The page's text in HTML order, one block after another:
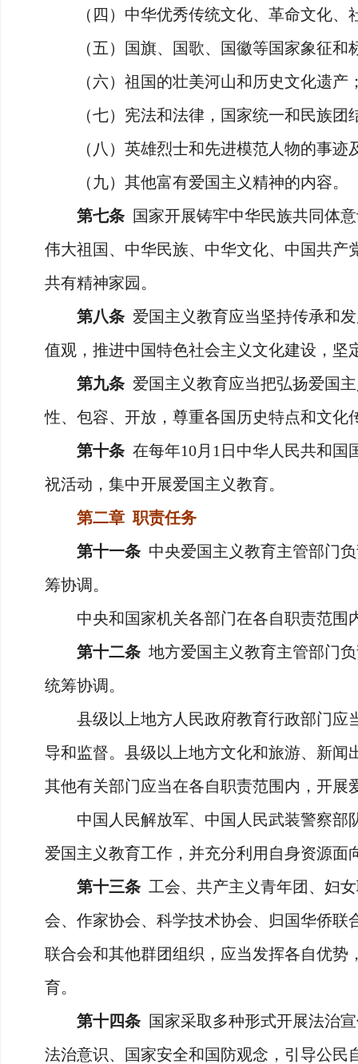
（四）中华优秀传统文化、革命文化、
（五）国旗、国歌、国徽等国家象征和
（六）祖国的壮美河山和历史文化遗产
（七）宪法和法律，国家统一和民族团
（八）英雄烈士和先进模范人物的事迹
（九）其他富有爱国主义精神的内容。
第七条 国家开展铸牢中华民族共同体
伟大祖国、中华民族、中华文化、中国共
共有精神家园。
第八条 爱国主义教育应当坚持传承和
值观，推进中国特色社会主义文化建设，
第九条 爱国主义教育应当把弘扬爱国
性、包容、开放，尊重各国历史特点和文
第十条 在每年10月1日中华人民共和
祝活动，集中开展爱国主义教育。
第二章 职责任务
第十一条 中央爱国主义教育主管部门
筹协调。
中央和国家机关各部门在各自职责范围
第十二条 地方爱国主义教育主管部门
统筹协调。
县级以上地方人民政府教育行政部门应
导和监督。县级以上地方文化和旅游、新
其他有关部门应当在各自职责范围内，开展
中国人民解放军、中国人民武装警察部
爱国主义教育工作，并充分利用自身资源面
第十三条 工会、共产主义青年团、妇
会、作家协会、科学技术协会、归国华侨
联合会和其他群团组织，应当发挥各自优
育。
第十四条 国家采取多种形式开展法治
法治意识、国家安全和国防观念，引导公